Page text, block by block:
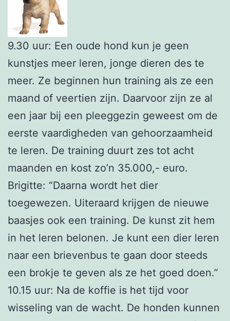
9.30 uur: Een oude hond kun je geen
kunstjes meer leren, jonge dieren des te
meer. Ze beginnen hun training als ze een
maand of veertien zijn. Daarvoor zijn ze al
een jaar bij een pleeggezin geweest om de
eerste vaardigheden van gehoorzaamheid
te leren. De training duurt zes tot acht
maanden en kost zo’n 35.000,- euro.
Brigitte: “Daarna wordt het dier
toegewezen. Uiteraard krijgen de nieuwe
baasjes ook een training. De kunst zit hem
in het leren belonen. Je kunt een dier leren
naar een brievenbus te gaan door steeds
een brokje te geven als ze het goed doen.”
10.15 uur: Na de koffie is het tijd voor
wisseling van de wacht. De honden kunnen